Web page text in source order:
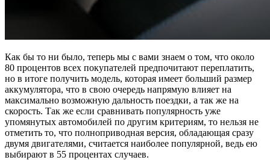
Как бы то ни было, теперь мы с вами знаем о том, что около
80 процентов всех покупателей предпочитают переплатить,
но в итоге получить модель, которая имеет больший размер
аккумулятора, что в свою очередь напрямую влияет на
максимально возможную дальность поездки, а так же на
скорость. Так же если сравнивать популярность уже
упомянутых автомобилей по другим критериям, то нельзя не
отметить то, что полноприводная версия, обладающая сразу
двумя двигателями, считается наиболее популярной, ведь ею
выбирают в 55 процентах случаев.